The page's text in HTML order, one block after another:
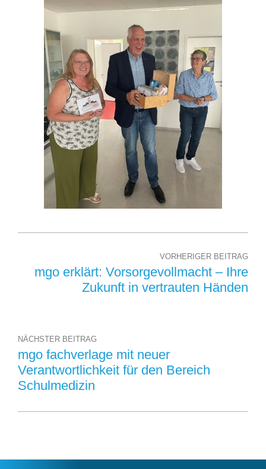
VORHERIGER BEITRAG
mgo erklärt: Vorsorgevollmacht – Ihre
Zukunft in vertrauten Händen
NÄCHSTER BEITRAG
mgo fachverlage mit neuer
Verantwortlichkeit für den Bereich
Schulmedizin